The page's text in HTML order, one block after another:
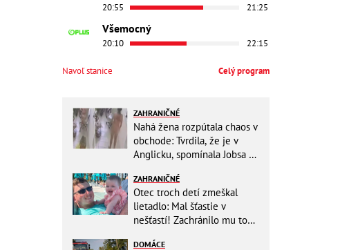
20:55 21:25
Všemocný
20:10 22:15
Navoľ stanice Celý program
ZAHRANIČNÉ
Nahá žena rozpútala chaos v
obchode: Tvrdila, že je v
Anglicku, spomínala Jobsa aj
ZAHRANIČNÉ
Otec troch detí zmeškal
lietadlo: Mal šťastie v
nešťastí! Zachránilo mu to
DOMÁCE